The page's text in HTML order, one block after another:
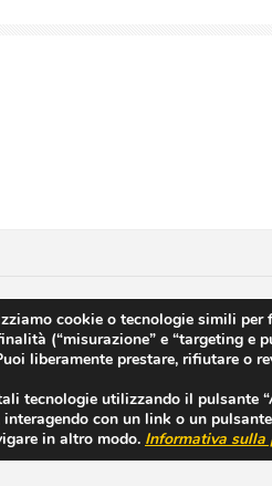
di Cura Villa del Sole |Lavora
Di Cura Villa Del Sole - Cap.
e coordinamento di ICM Istituto
cookie o tecnologie simili per
(“misurazione” e “targeting e
liberamente prestare, rifiutare o
tecnologie utilizzando il pulsante
con un link o un
in altro modo. Informativa sulla